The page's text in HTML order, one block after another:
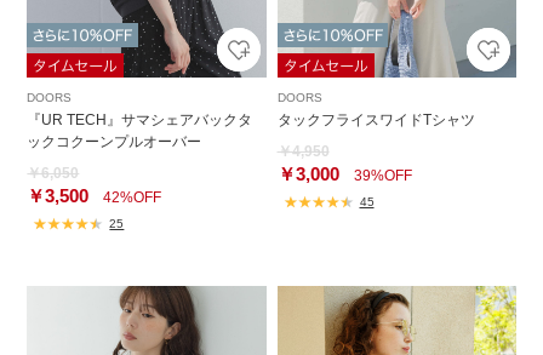
DOORS
『UR TECH』サマシェアバックタ
ックコクーンプルオーバー
￥6,050
￥3,500 42%OFF
25
DOORS
タックフライスワイドTシャツ
￥4,950
￥3,00039%OFF
45